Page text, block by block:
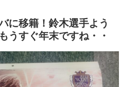
に移籍！鈴木選手よう
うすぐ年末ですね・・